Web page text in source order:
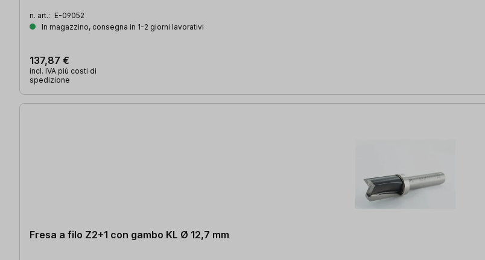
n. art.: E-09052
In magazzino, consegna in 1-2 giorni lavorativi
137,87 €
incl. IVA più costi di
spedizione
Fresa a filo Z2+1 con gambo KL Ø 12,7 mm